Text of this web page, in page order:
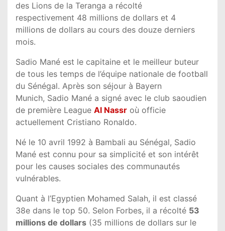
des Lions de la Teranga a récolté
respectivement 48 millions de dollars et 4
millions de dollars au cours des douze derniers
mois.
Sadio Mané est le capitaine et le meilleur buteur
de tous les temps de l’équipe nationale de football
du Sénégal. Après son séjour à Bayern
Munich, Sadio Mané a signé avec le club saoudien
de première League Al Nassr où officie
actuellement Cristiano Ronaldo.
Né le 10 avril 1992 à Bambali au Sénégal, Sadio
Mané est connu pour sa simplicité et son intérêt
pour les causes sociales des communautés
vulnérables.
Quant à l’Egyptien Mohamed Salah, il est classé
38e dans le top 50. Selon Forbes, il a récolté 53
millions de dollars (35 millions de dollars sur le